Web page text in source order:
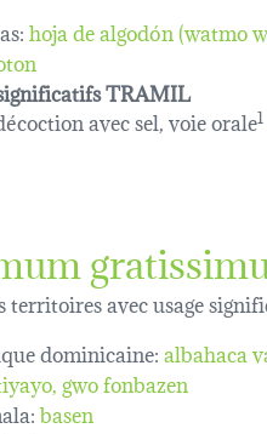
hoja de algodón (watmo
TRAMIL
avec sel, voie orale1
territoires avec usage
dominicaine:albahaca
gwo fonbazen
basen